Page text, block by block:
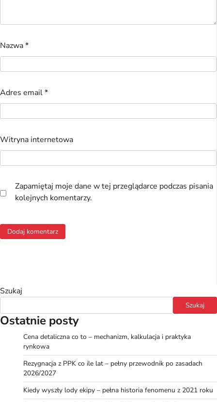
Nazwa*
Adres email*
Witryna internetowa
Zapamiętaj moje dane w tej przeglądarce podczas pisania
kolejnych komentarzy.
Szukaj
Szukaj
Ostatnie posty
Cena detaliczna co to – mechanizm, kalkulacja i praktyka
rynkowa
Rezygnacja z PPK co ile lat – pełny przewodnik po zasadach
2026/2027
Kiedy wyszły lody ekipy – pełna historia fenomenu z 2021 roku